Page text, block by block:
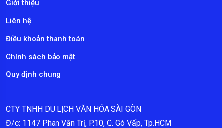
Giới thiệu
Liên hệ
Điều khoản thanh toán
Chính sách bảo mật
Quy định chung
CTY TNHH DU LỊCH VĂN HÓA SÀI GÒN
Đ/c: 1147 Phan Văn Trị, P.10, Q. Gò Vấp, Tp.HCM